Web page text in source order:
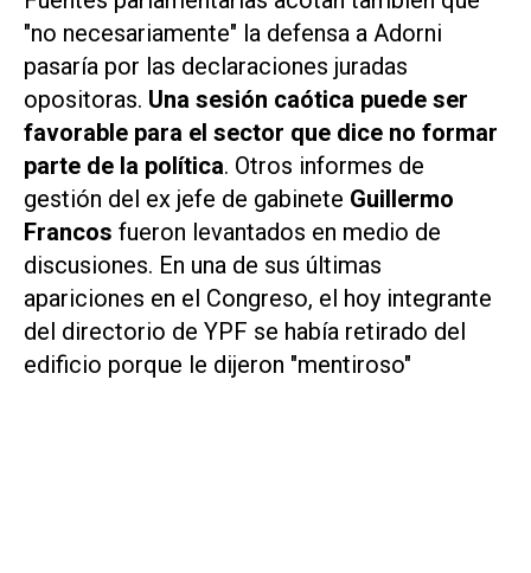
"no necesariamente" la defensa a Adorni
pasaría por las declaraciones juradas
opositoras. Una sesión caótica puede ser
favorable para el sector que dice no formar
parte de la política. Otros informes de
gestión del ex jefe de gabinete Guillermo
Francos fueron levantados en medio de
discusiones. En una de sus últimas
apariciones en el Congreso, el hoy integrante
del directorio de YPF se había retirado del
edificio porque le dijeron "mentiroso"